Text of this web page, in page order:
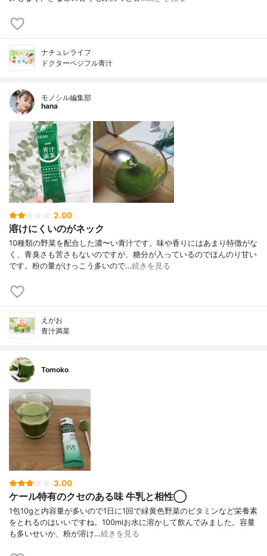
ナチュレライフ
ドクターベジフル青汁
モノシル編集部
hana
2.00
溶けにくいのがネック
10種類の野菜を配合した濃〜い青汁です。味や香りにはあまり特徴がな
く、青臭さも苦さもないのですが、糖分が入っているのでほんのり甘い
です。粉の量がけっこう多いので…続きを見る
えがお
青汁満菜
Tomoko
3.00
ケール特有のクセのある味 牛乳と相性◯
1包10gと内容量が多いので1日に1回で緑黄色野菜のビタミンなど栄養素
をとれるのはいいですね。100mlお水に溶かして飲んでみました。容量
も多いせいか、粉が溶け…続きを見る